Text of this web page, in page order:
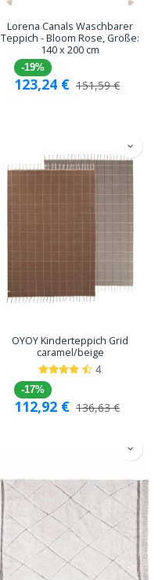
Lorena Canals Waschbarer
Teppich - Bloom Rose, Größe:
140 x 200 cm
-19%
123,24 € 151,59€
OYOY Kinderteppich Grid
caramel/beige
4
-17%
112,92 € 136,63€